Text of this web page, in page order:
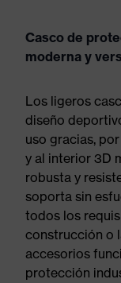
Casco de
moderna y
Los ligeros
diseño
uso gracias,
y al interior 3D
robusta y
soporta sin
todos los
construcción o
accesorios
protección